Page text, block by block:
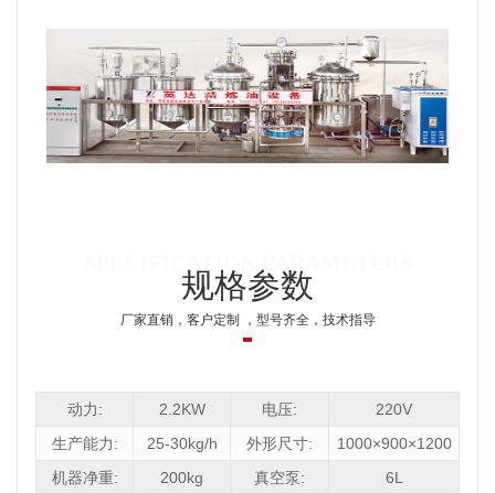
规格参数
厂家直销，客户定制 ，型号齐全，技术指导
动力: 2.2KW 电压:
220V
生产能力:
25-30kg/h 外形尺寸:
1000×900×1200
机器净重:
200kg 真空泵: 6L